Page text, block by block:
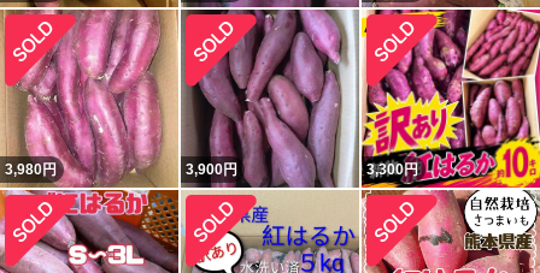
3,980円 3,900円 3,300円